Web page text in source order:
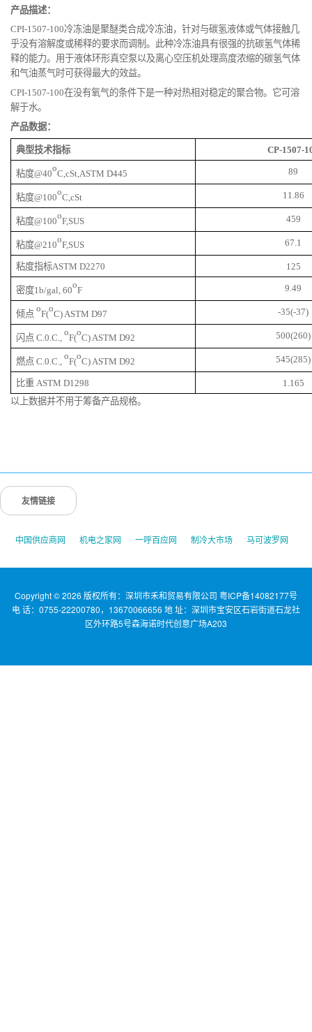
产品描述：
CPI-1507-100冷冻油是聚醚类合成冷冻油，针对与碳氢液体或气体接触几
乎没有溶解度或稀释的要求而调制。此种冷冻油具有很强的抗碳氢气体稀
释的能力。用于液体环形真空泵以及离心空压机处理高度浓缩的碳氢气体
和气油蒸气时可获得最大的效益。
CPI-1507-100在没有氧气的条件下是一种对热相对稳定的聚合物。它可溶
解于水。
产品数据：
典型技术指标 CP-1507-
粘度@40
o
C,cSt,ASTM D445 89
粘度@100
o
C,cSt 11.86
粘度@100
o
F,SUS 459
粘度@210
o
F,SUS 67.1
粘度指标ASTM D2270 125
密度1b/gal, 60
o
F 9.49
倾点
o
F(
o
C) ASTM D97 -35(-37)
闪点 C.0.C.,
o
F(
o
C) ASTM D92 500(260)
燃点 C.0.C.,
o
F(
o
C) ASTM D92 545(285)
比重 ASTM D1298
1.165
以上数据并不用于筹备产品规格。
友情链接
中国供应商网 机电之家网 一呼百应网 制冷大市场 马可波罗网
Copyright © 2026 版权所有：深圳市禾和贸易有限公司 粤ICP备14082177号
电 话：0755-22200780，13670066656 地 址：深圳市宝安区石岩街道石龙社
区外环路5号森海诺时代创意广场A203